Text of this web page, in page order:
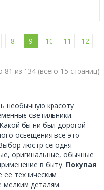
8 9 10 11
12
81 из 134 (всего 15 страниц)
необычную красоту −
светильники.
бы ни был дорогой
освещения все это
люстр сегодня
оригинальные, обычные
в быту. Покупая
ее техническим
мелким деталям.